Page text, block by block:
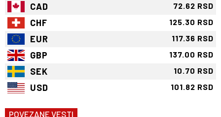
CAD 72.62 RSD
CHF 125.30 RSD
EUR 117.36 RSD
GBP 137.00 RSD
SEK 10.70 RSD
USD 101.82 RSD
POVEZANE VESTI